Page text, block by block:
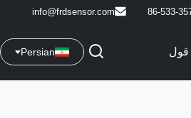
info@frdsensor.com
قول Persian